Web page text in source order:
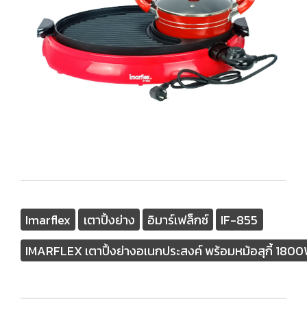
Imarflex เตาปิ้งย่าง อิมาร์เฟล็กซ์
IF-855
IMARFLEX เตาปิ้งย่างอเนกประสงค์ พร้อมหม้อสุกี้